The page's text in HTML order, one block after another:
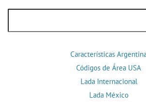
Características
Códigos de Área USA
Lada Internacional
Lada México